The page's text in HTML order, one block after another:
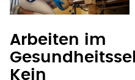
Arbeiten im
Kein